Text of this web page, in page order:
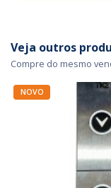
Veja outros
Compre do mesmo
NOVO